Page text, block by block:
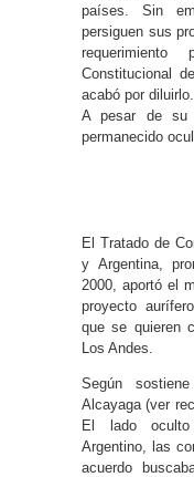
países. Sin
persiguen sus
Constitucional
acabó por diluirlo.
A pesar de su
permanecido
El Tratado de
y Argentina,
2000, aportó el
proyecto
que se quieren
Los Andes.
Según
Alcayaga (ver
El lado oculto
Argentino, las
acuerdo